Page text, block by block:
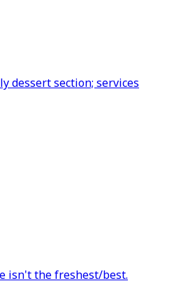
dessert section; services
isn't the freshest/best.